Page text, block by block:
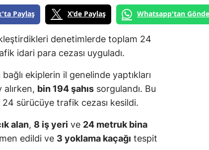
Paylaş X'de Paylaş Whatsapp'tan
denetimlerde toplam 24
idari para cezası uyguladı.
ekiplerin il genelinde yaptıkları
alırken, bin 194 şahıs sorgulandı. Bu
sürücüye trafik cezası kesildi.
alan, 8 iş yeri ve 24 metruk bina
edildi ve 3 yoklama kaçağı tespit